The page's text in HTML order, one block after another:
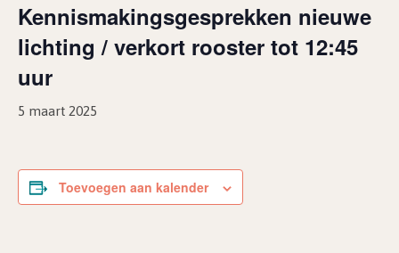
Kennismakingsgesprekken nieuwe
lichting / verkort rooster tot 12:45
uur
5 maart 2025
Toevoegen aan kalender